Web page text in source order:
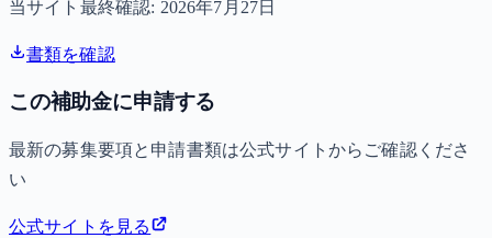
当サイト最終確認: 2026年7月27日
書類を確認
この補助金に申請する
最新の募集要項と申請書類は公式サイトからご確認くださ
い
公式サイトを見る